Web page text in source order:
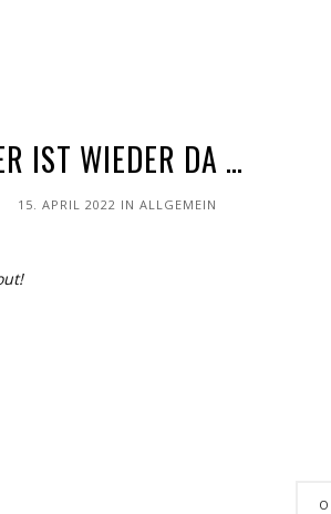
IST WIEDER DA …
15. APRIL 2022 IN ALLGEMEIN